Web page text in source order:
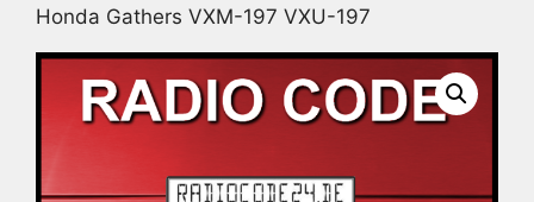
Honda Gathers VXM-197 VXU-197